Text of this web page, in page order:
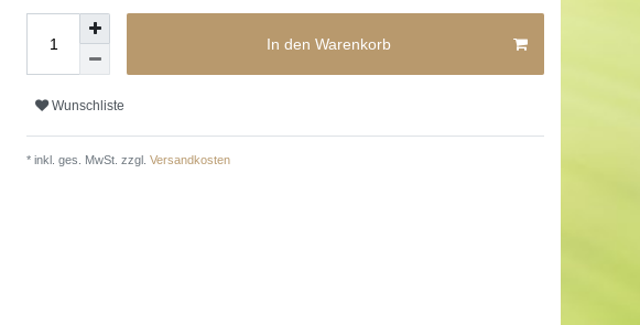
In den Warenkorb
Wunschliste
* inkl. ges. MwSt. zzgl. Versandkosten